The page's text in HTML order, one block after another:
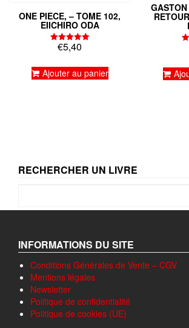
ONE PIECE, – TOME 102,
EIICHIRO ODA
Note
5.00
€5,40
Ajouter au panier
RECHERCHER UN LIVRE
INFORMATIONS DU SITE
Conditions Générales de Vente – CGV
Mentions légales
Newsletter
Politique de confidentialité
Politique de cookies (UE)